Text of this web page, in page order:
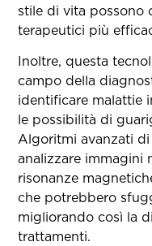
stile di vita possono
terapeutici più
Inoltre, questa
campo della
identificare malattie
le possibilità di
Algoritmi avanzati
analizzare immagini
risonanze
che potrebbero
migliorando così la
trattamenti​.